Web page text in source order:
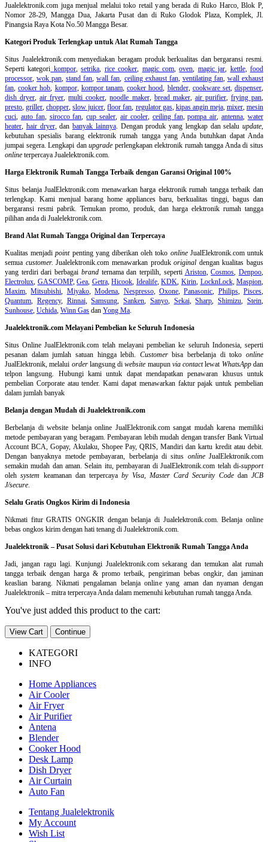
Jualelektronik.com juga menjual melalui toko retail yang berada di Ruko Harco, Blok P,
Nomor 28-29, Mangga Dua, Jakarta Pusat dan di Ruko Glodok Plaza, Komplek, Jl.
Pinangsia Raya Kota No.50 Mangga Besar.
Kategori Produk Terlengkap untuk Alat Rumah Tangga
Situs Jualelektronik.com menyediakan beragam produk berkualitas dan bergaransi resmi.
Seperti kategori kompor,setrika, rice cooker, magic com,oven, magic jar, kettle,food
processor,wok pan,stand fan,wall fan, ceiling exhaust fan, ventilating fan, wall exhaust
fan,cooker hob, kompor, kompor tanam,cooker hood, blender, cookware set,dispenser,
dish dryer,air fryer,multi cooker,noodle maker, bread maker, air purifier, frying pan,
presto,griller,chopper,slow juicer,floor fan, regulator gas, kipas angin meja, mixer,mesin
cuci, auto fan, sirocco fan,cup sealer,air cooler, ceiling fan,pompa air,antenna,water
heater, hair dryer, dan banyak lainnya. Dengan produk yang lengkap dan selalu update,
kebutuhan spesialis barang elektronik rumah tangga yang Anda butuhkan dapat Anda
jumpai segera. Lengkapi danupgrade perlengkapan elektronik rumah tangga Anda di situs
online terpercaya Jualelektronik.com.
Harga Elektronik Rumah Tangga Terbaik dengan Garansi Original 100%
Situs belanjaJualElektronik.com menawarkan harga elektronik rumah tangga terbaik dan
terlengkap. Kami menjual barang home appliances baru, berkualitas tinggi, bagus dan
bergaransi resmi pabrik. Temukan promo, produk, dan harga elektronik rumah tangga
pilihan anda di Jualelektronik.com.
Brand Alat Rumah Tangga Original dan Terpercaya
Kualitas menjadipointpenting yang diberikan oleh toko onlineJualElektronik.com untuk
semua customer. Jualelektronik.com menawarkan produkoriginal dengan kualitas bagus
yang terdiri dari berbagai brandternama dan terpilih, seperti Ariston,Cosmos,Denpoo,
Electrolux, GASCOMP,Gea, Getra,Hicook, Idealife,KDK, Kirin, LocknLock,Maspion,
Maxim,Mitsubishi, Miyako,Modena, Nespresso, Oxone,Panasonic, Philips, Pisces,
Quantum, Regency, Rinnai,Samsung,Sanken, Sanyo, Sekai,Sharp,Shimizu,Stein,
Sunhouse, Uchida, Winn Gas dan Yong Ma.
Jualelektronik.com Melayani Pembelian ke Seluruh Indonesia
Situs Online JualElektronik.com telah melayani pembelian ke seluruh Indonesia, seperti
pesanan dalam jumlah satuan hingga lebih. Customerbisa berbelanja di tokoonline
JualElektronik, melalui orderlangsung diwebsite maupun via contactlewat WhatsAppdan
telpon langsung. Hubungi kami untuk dapat mendapatkan penawaran khusus untuk
pembelian Corporate atau tender. Kami dapat menawarkan faktur pajak untuk pembelian
dalam jumlah banyak
Belanja dengan Mudah di Jualelektronik.com
Berbelanja diwebsite belanja online JualElektronik.com sangat mudah karena memiliki
metode pembayaran yang beragam. Pembayaran lebih mudah dengan transfer Bank Virtual
Account BCA, Gopay, Akulaku, Shopee Pay, QRIS, Mandiri dan kartu kredit atau debit.
Dengan banyaknya metode pembayaran, berbelanja di situs onlineJualElektronik.com
semakin mudah dan aman. Selain itu, pembayaran di JualElektronik.com telah di-support
olehsystem keamanan dan terpercayaby Visa, Master Card Security Codedan JCB
J/secure.
Selalu Gratis Ongkos Kirim di Indonesia
Nikmati fitur GRATIS ONGKIR dengan belanja di Jualelektronik.com. Belanja online
bebas ongkos kirim dengan hati tenang di Jualelektronik.com.
Jualelektronik – Pusat Solusi dari Kebutuhan Elektronik Rumah Tangga Anda
Jadi, jangan ragu lagi. Kunjungi Jualelektronik.com sekarang dan temukan alat rumah
tangga terbaik dengan harga & promo terbaik, pengiriman bebas ongkir, dan jaminan
keaslian barang. Nikmati pengalaman belanja online yang aman dan nyaman dengan
Jualelektronik – mitra terpercaya Anda dalam memenuhi kebutuhan rumah tangga Anda.
You've just added this product to the cart:
View Cart Continue
KATEGORI
INFO
Home Appliances
Air Cooler
Air Fryer
Air Purifier
Antena
Blender
Cooker Hood
Desk Lamp
Dish Dryer
Air Curtain
Auto Fan
Tentang Jualelektronik
My Account
Wish List